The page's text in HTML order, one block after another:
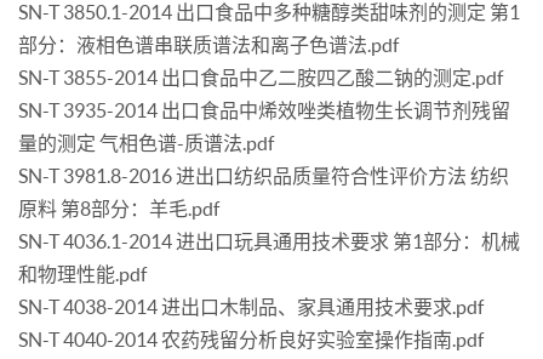
SN-T 3850.1-2014 出口食品中多种糖醇类甜味剂的测定 第1
部分：液相色谱串联质谱法和离子色谱法.pdf
SN-T 3855-2014 出口食品中乙二胺四乙酸二钠的测定.pdf
SN-T 3935-2014 出口食品中烯效唑类植物生长调节剂残留
量的测定 气相色谱-质谱法.pdf
SN-T 3981.8-2016 进出口纺织品质量符合性评价方法 纺织
原料 第8部分：羊毛.pdf
SN-T 4036.1-2014 进出口玩具通用技术要求 第1部分：机械
和物理性能.pdf
SN-T 4038-2014 进出口木制品、家具通用技术要求.pdf
SN-T 4040-2014 农药残留分析良好实验室操作指南.pdf